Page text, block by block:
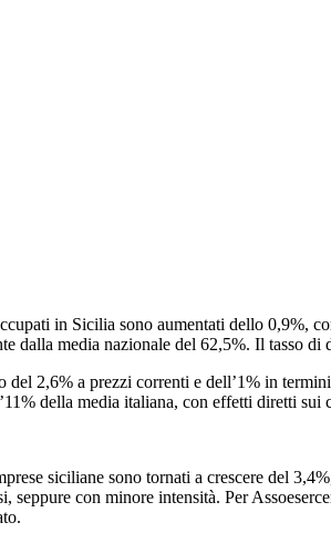
in Sicilia sono aumentati dello 0,9%,
media nazionale del 62,5%. Il tasso di
2,6% a prezzi correnti e dell’1% in
della media italiana, con effetti diretti sui
siciliane sono tornati a crescere del
con minore intensità. Per